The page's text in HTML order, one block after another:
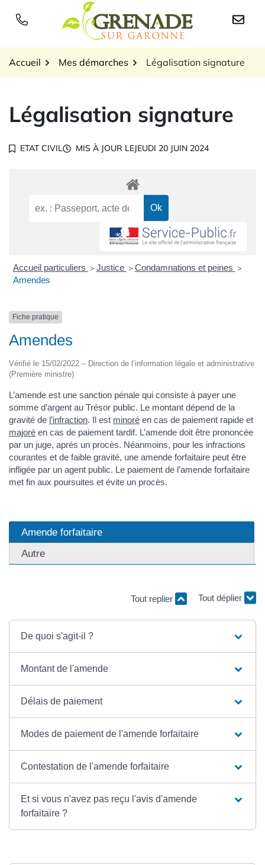
Logo Grenade sur
Accueil Mes démarches Légalisation signature
Légalisation signature
ETAT CIVIL MIS À JOUR LEJEUDI 20 JUIN 2024
Accueil particuliers > Justice > Condamnations et peines >
Amendes
Fiche pratique
Amendes
Vérifié le 15/02/2022 – Direction de l’information légale et administrative
(Première ministre)
L’amende est une sanction pénale qui consiste à payer une
somme d’argent au Trésor public. Le montant dépend de la
gravité de l’infraction. Il est minoré en cas de paiement rapide et
majoré en cas de paiement tardif. L’amende doit être prononcée
par un juge, après un procès. Néanmoins, pour les infractions
courantes et de faible gravité, une amende forfaitaire peut être
infligée par un agent public. Le paiement de l’amende forfaitaire
met fin aux poursuites et évite un procès.
Amende forfaitaire
Autre
Tout replier Tout déplier
De quoi s'agit-il ?
Montant de l'amende
Délais de paiement
Modes de paiement de l'amende forfaitaire
Contestation de l'amende forfaitaire
Et si vous n'avez pas reçu l'avis d'amende
forfaitaire ?